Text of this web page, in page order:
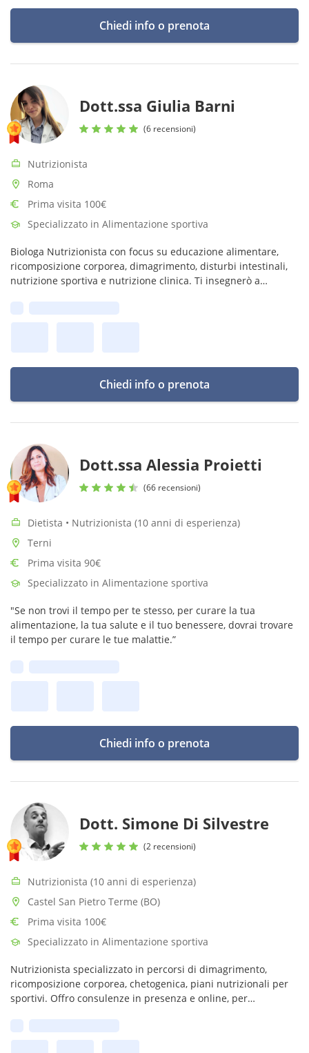
Chiedi info o prenota
Dott.ssa Giulia Barni
(6 recensioni)
Nutrizionista
Roma
Prima visita 100€
Specializzato in Alimentazione sportiva
Biologa Nutrizionista con focus su educazione alimentare,
ricomposizione corporea, dimagrimento, disturbi intestinali,
nutrizione sportiva e nutrizione clinica. Ti insegnerò a
Chiedi info o prenota
Dott.ssa Alessia Proietti
(66 recensioni)
Dietista • Nutrizionista (10 anni di esperienza)
Terni
Prima visita 90€
Specializzato in Alimentazione sportiva
"Se non trovi il tempo per te stesso, per curare la tua
alimentazione, la tua salute e il tuo benessere, dovrai trovare
il tempo per curare le tue malattie.”
Chiedi info o prenota
Dott. Simone Di Silvestre
(2 recensioni)
Nutrizionista (10 anni di esperienza)
Castel San Pietro Terme (BO)
Prima visita 100€
Specializzato in Alimentazione sportiva
Nutrizionista specializzato in percorsi di dimagrimento,
ricomposizione corporea, chetogenica, piani nutrizionali per
sportivi. Offro consulenze in presenza e online, per